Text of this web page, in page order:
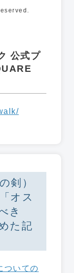
公式プ
剣）
オス
き
た記
ついての